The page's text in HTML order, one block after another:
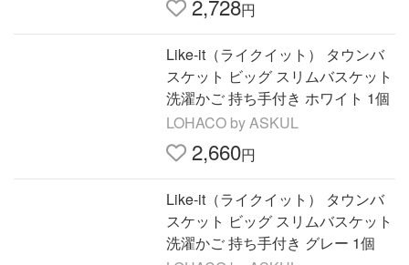
2,728円
Like-it（ライクイット） タウンバ
スケット ビッグ スリムバスケット
洗濯かご 持ち手付き ホワイト 1個
LOHACO by ASKUL
2,660円
Like-it（ライクイット） タウンバ
スケット ビッグ スリムバスケット
洗濯かご 持ち手付き グレー 1個